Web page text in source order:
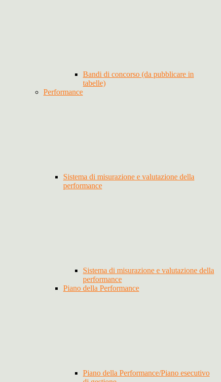
Bandi di concorso (da pubblicare in
tabelle)
Performance
Sistema di misurazione e valutazione della
performance
Sistema di misurazione e valutazione della
performance
Piano della Performance
Piano della Performance/Piano esecutivo